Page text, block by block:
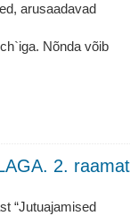
arusaadavad
Nõnda võib
2. raamat
“Jutuajamised